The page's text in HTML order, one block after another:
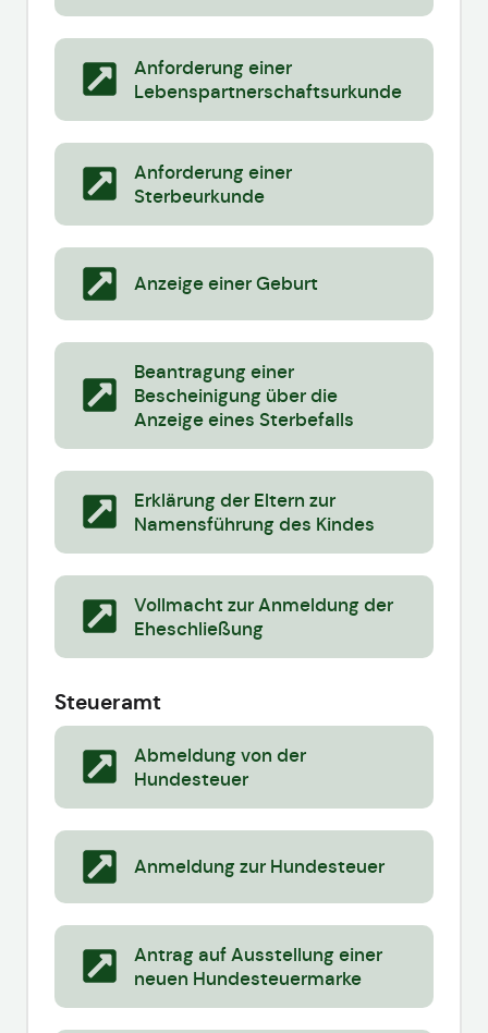
Anforderung einer
Lebenspartnerschaftsurkunde
Anforderung einer
Sterbeurkunde
Anzeige einer Geburt
Beantragung einer
Bescheinigung über die
Anzeige eines Sterbefalls
Erklärung der Eltern zur
Namensführung des Kindes
Vollmacht zur Anmeldung der
Eheschließung
Steueramt
Abmeldung von der
Hundesteuer
Anmeldung zur Hundesteuer
Antrag auf Ausstellung einer
neuen Hundesteuermarke